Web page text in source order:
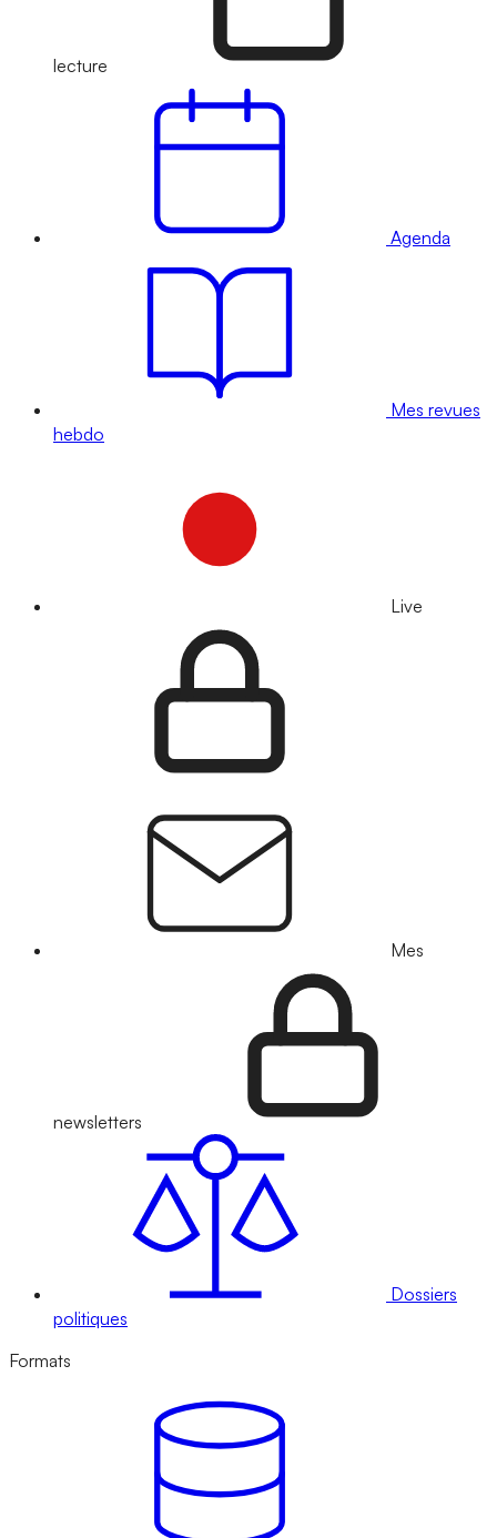
lecture
Agenda
Mes revues
hebdo
Live
Mes
newsletters
Dossiers
politiques
Formats